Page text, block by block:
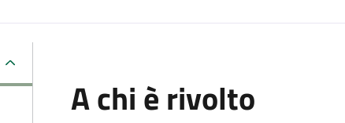
A chi è rivolto